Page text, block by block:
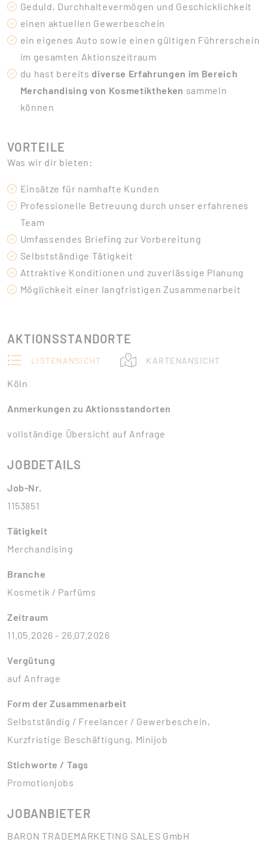
Geduld, Durchhaltevermögen und Geschicklichkeit
einen aktuellen Gewerbeschein
ein eigenes Auto sowie einen gültigen Führerschein
im gesamten Aktionszeitraum
du hast bereits diverse Erfahrungen im Bereich
Merchandising von Kosmetiktheken sammeln
können
VORTEILE
Was wir dir bieten:
Einsätze für namhafte Kunden
Professionelle Betreuung durch unser erfahrenes
Team
Umfassendes Briefing zur Vorbereitung
Selbstständige Tätigkeit
Attraktive Konditionen und zuverlässige Planung
Möglichkeit einer langfristigen Zusammenarbeit
AKTIONSSTANDORTE
LISTENANSICHT KARTENANSICHT
Köln
Anmerkungen zu Aktionsstandorten
vollständige Übersicht auf Anfrage
JOBDETAILS
Job-Nr.
1153851
Tätigkeit
Merchandising
Branche
Kosmetik / Parfüms
Zeitraum
11.05.2026 - 26.07.2026
Vergütung
auf Anfrage
Form der Zusammenarbeit
Selbstständig / Freelancer / Gewerbeschein,
Kurzfristige Beschäftigung, Minijob
Stichworte / Tags
Promotionjobs
JOBANBIETER
BARON TRADEMARKETING SALES GmbH